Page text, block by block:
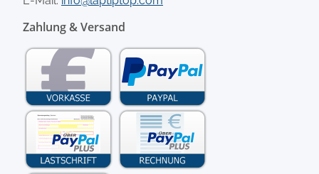
Zahlung & Versand